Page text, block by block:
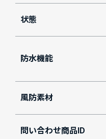
状態
防水機能
風防素材
問い合わせ商品ID